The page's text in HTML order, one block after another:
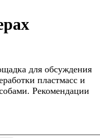
для обсуждения
пластмасс и
Рекомендации